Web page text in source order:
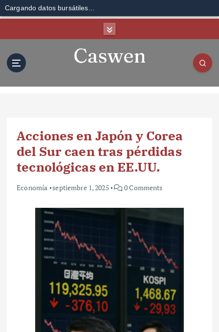
Cargando datos bursátiles...
Acciones en Japón y Corea
del Sur caen tras pérdidas
tecnológicas en EE.UU.
Economía septiembre 1, 2025 0 Comments